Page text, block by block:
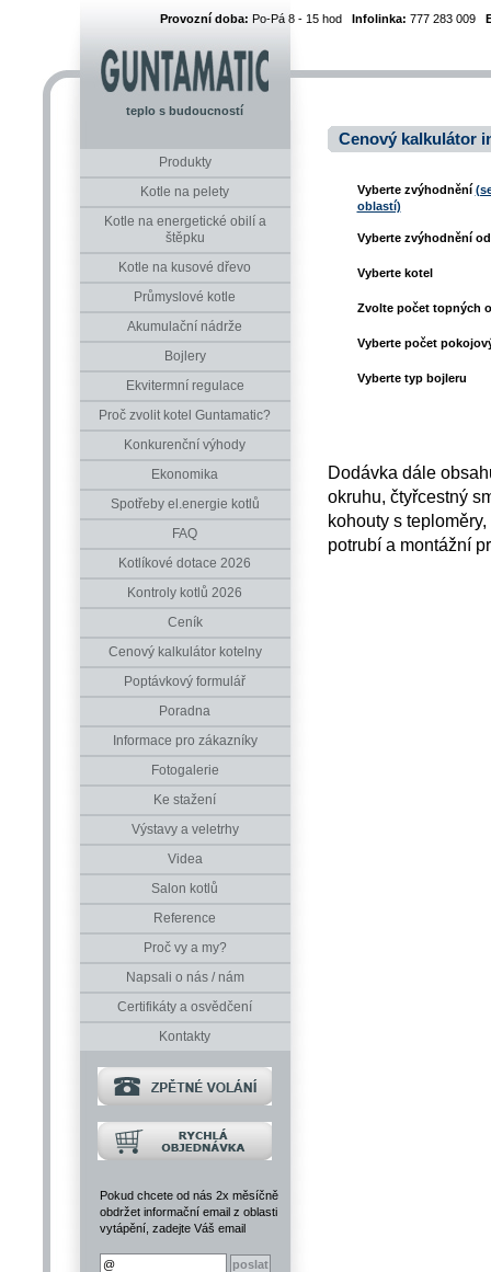
Provozní doba: Po-Pá 8 - 15 hod Infolinka: 777 283 009
teplo s budoucností
Produkty
Kotle na pelety
Kotle na energetické obilí a
štěpku
Kotle na kusové dřevo
Průmyslové kotle
Akumulační nádrže
Bojlery
Ekvitermní regulace
Proč zvolit kotel Guntamatic?
Konkurenční výhody
Ekonomika
Spotřeby el.energie kotlů
FAQ
Kotlíkové dotace 2026
Kontroly kotlů 2026
Ceník
Cenový kalkulátor kotelny
Poptávkový formulář
Poradna
Informace pro zákazníky
Fotogalerie
Ke stažení
Výstavy a veletrhy
Videa
Salon kotlů
Reference
Proč vy a my?
Napsali o nás / nám
Certifikáty a osvědčení
Kontakty
Pokud chcete od nás 2x měsíčně
obdržet informační email z oblasti
vytápění, zadejte Váš email
Cenový kalkulátor
Vyberte zvýhodnění
oblastí)
Vyberte zvýhodnění
Vyberte kotel
Zvolte počet topných
Vyberte počet
Vyberte typ bojleru
Dodávka dále
okruhu, čtyřcestný
kohouty s
potrubí a montážní